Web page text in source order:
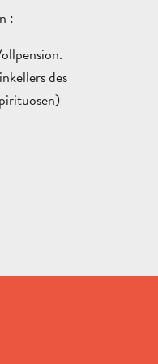
SCHULAUSFLÜGE
:
des